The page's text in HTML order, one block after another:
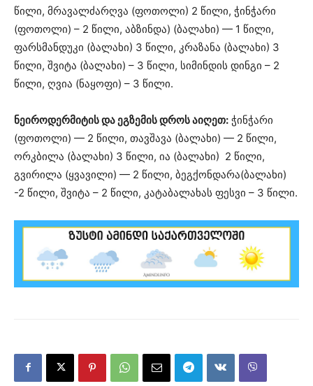
წილი, მრავალძარღვა (ფოთოლი) 2 წილი, ჭინჭარი
(ფოთოლი) – 2 წილი, აბზინდა) (ბალახი) — 1 წილი,
ფარსმანდუკი (ბალახი) 3 წილი, კრაზანა (ბალახი) 3
წილი, შვიტა (ბალახი) – 3 წილი, სიმინდის დინგი – 2
წილი, ღვია (ნაყოფი) – 3 წილი.
ნეიროდერმიტის და ეგზემის დროს აიღეთ: ჭინჭარი
(ფოთოლი) — 2 წილი, თავშავა (ბალახი) — 2 წილი,
ორკბილა (ბალახი) 3 წილი, ია (ბალახი) 2 წილი,
გვირილა (ყვავილი) — 2 წილი, ბეგქონდარა(ბალახი)
-2 წილი, შვიტა – 2 წილი, კატაბალახას ფესვი – 3 წილი.